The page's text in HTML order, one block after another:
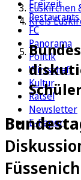
Freizeit
Restaurants
FC
Panorama
Politik
Wirtschaft
Kultur
Rätsel
Newsletter
E-Paper
Euskirchen
Kreis